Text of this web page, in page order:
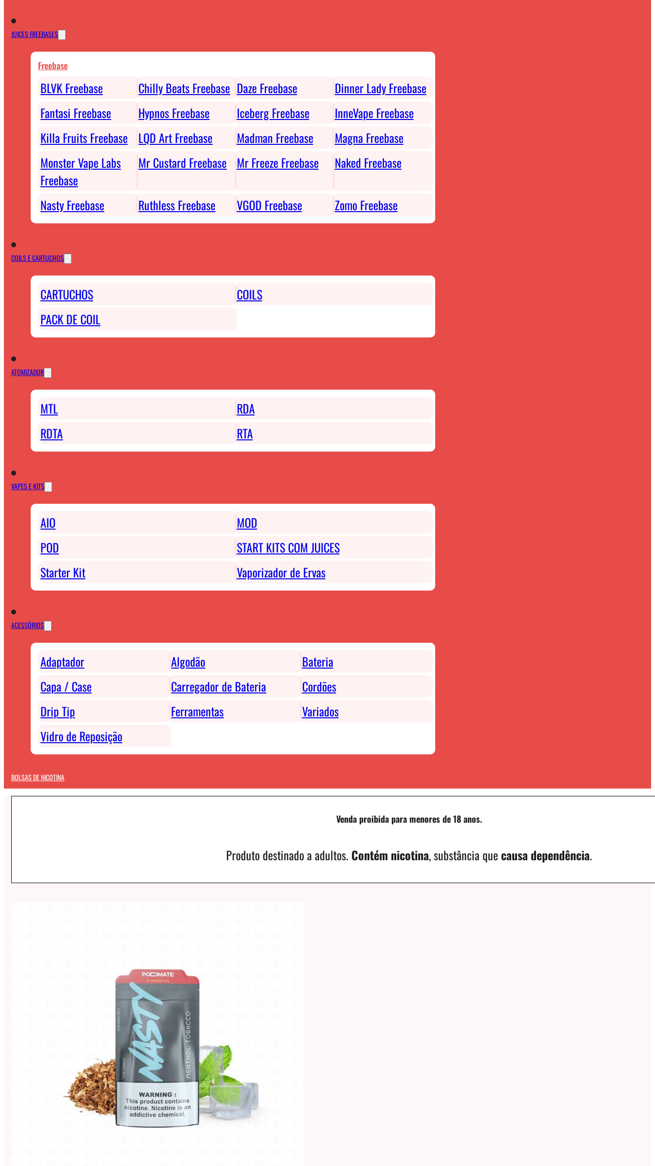
JUICES FREEBASES
Freebase
BLVK Freebase Chilly Beats Freebase Daze Freebase
Dinner Lady Freebase
Fantasi Freebase
Hypnos Freebase Iceberg Freebase
InneVape Freebase
Killa Fruits Freebase
LQD Art Freebase Madman Freebase
Magna Freebase
Monster Vape Labs
Freebase
Mr Custard Freebase Mr Freeze Freebase Naked Freebase
Nasty Freebase Ruthless Freebase VGOD Freebase Zomo Freebase
COILS E CARTUCHOS
CARTUCHOS
COILS
PACK DE COIL
ATOMIZADOR
MTL
RDA
RDTA
RTA
VAPES E KITS
AIO
MOD
POD
START KITS COM JUICES
Starter Kit
Vaporizador de Ervas
ACESSÓRIOS
Adaptador Algodão
Bateria
Capa / Case
Carregador de Bateria
Cordões
Drip Tip
Ferramentas
Variados
Vidro de Reposição
BOLSAS DE NICOTINA
Venda proibida para menores de 18 anos.
Produto destinado a adultos. Contém nicotina, substância que causa dependência.